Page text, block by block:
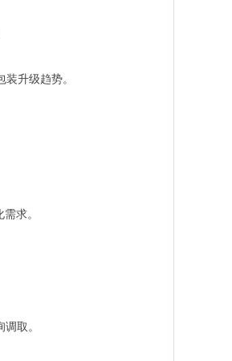
升级趋势。
求。
取。